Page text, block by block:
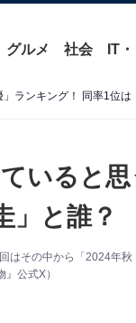
グルメ 社会 IT
ランキング！ 同率1位は
いると
」と誰？
はその中から「2024年
公式X）